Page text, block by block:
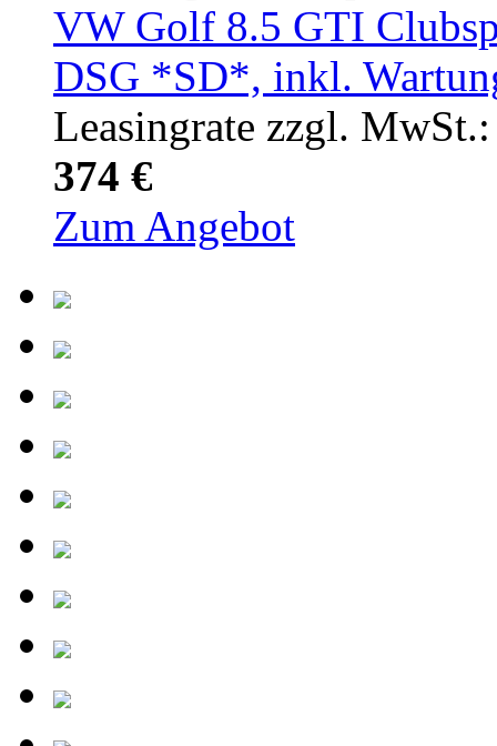
VW Golf 8.5 GTI
DSG *SD*, inkl.
Leasingrate zzgl.
374 €
Zum Angebot